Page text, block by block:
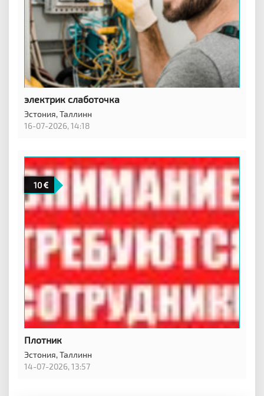
электрик слаботочка
Эстония,Таллинн
16-07-2026, 14:18
10
Плотник
Эстония,Таллинн
14-07-2026, 13:57